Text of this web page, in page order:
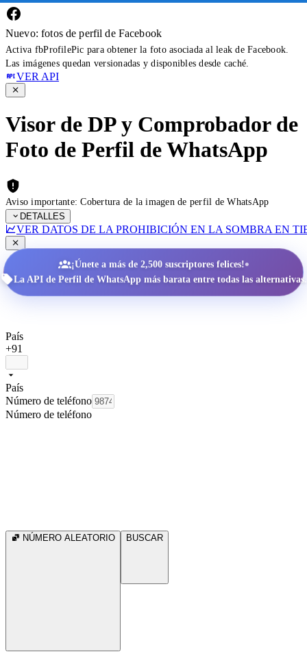
Nuevo: fotos de perfil de Facebook
Activa fbProfilePic para obtener la foto asociada al leak de Facebook.
Las imágenes quedan versionadas y disponibles desde caché.
VER API
Visor de DP y Comprobador de
Foto de Perfil de WhatsApp
Aviso importante: Cobertura de la imagen de perfil de WhatsApp
DETALLES
VER DATOS DE LA PROHIBICIÓN EN LA SOMBRA EN
¡Únete a más de 2,500 suscriptores felices!•
La API de Perfil de WhatsApp más barata entre todas las alternativas.
País
+91
País
Número de teléfono
Número de teléfono
NÚMERO ALEATORIO BUSCAR